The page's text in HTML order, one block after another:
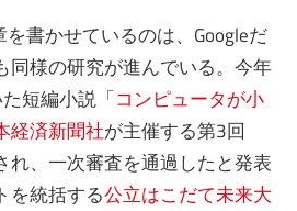
書かせているのは、Googleだ
同様の研究が進んでいる。今年
短編小説「コンピュータが小
経済新聞社が主催する第3回
れ、一次審査を通過したと発表
を統括する公立はこだて未来大